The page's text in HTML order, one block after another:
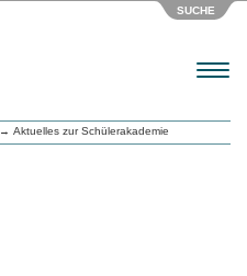
SUCHE
Menu
→ Aktuelles zur Schülerakademie